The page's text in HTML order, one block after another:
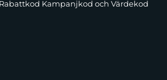
16 Pro Max utan att ta av skalet.
portar och mobilfunktioner,
Rabattkod Kampanjkod och Värdekod